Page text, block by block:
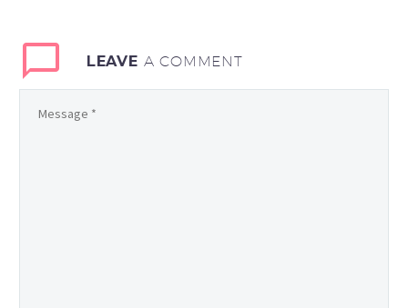
LEAVE A COMMENT